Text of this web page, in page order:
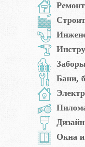
Бани,
Дизайн
Окна